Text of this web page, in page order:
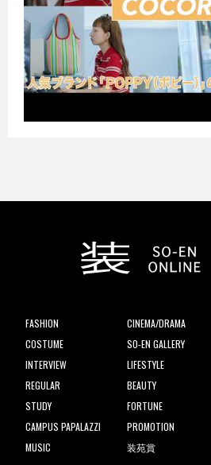
FASHION
COSTUME
INTERVIEW
REGULAR
STUDY
CAMPUS PAPALAZZI
MUSIC
CINEMA/DRAMA
SO-EN GALLERY
LIFESTYLE
BEAUTY
FORTUNE
PROMOTION
装苑賞